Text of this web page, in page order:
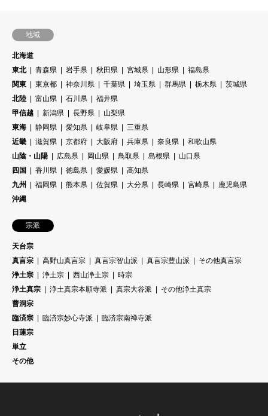
地域
北海道
東北
青森県 岩手県 秋田県 宮城県 山形県
福島県
関東
東京都 神奈川県 千葉県 埼玉県 群馬県 栃木県
茨城県
北陸
富山県 石川県
福井県
甲信越
新潟県 長野県
山梨県
東海
静岡県 愛知県 岐阜県
三重県
近畿
滋賀県 京都府 大阪府 兵庫県 奈良県
和歌山県
山陰・山陽
広島県 岡山県 鳥取県 島根県
山口県
四国
香川県 徳島県 愛媛県
高知県
九州
福岡県 熊本県 佐賀県 大分県 長崎県 宮崎県
鹿児島県
沖縄
宗派
天台宗
真言宗
高野山真言宗 真言宗智山派 真言宗豊山派
その他真言宗
浄土宗
浄土宗 西山浄土宗
時宗
浄土真宗
浄土真宗本願寺派 真宗大谷派
その他浄土真宗
曹洞宗
臨済宗
臨済宗妙心寺派
臨済宗南禅寺派
日蓮宗
単立
その他